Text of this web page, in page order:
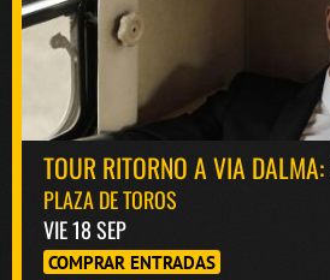
TOUR RITORNO A VIA DALMA:
PLAZA DE TOROS
VIE 18 SEP
COMPRAR ENTRADAS